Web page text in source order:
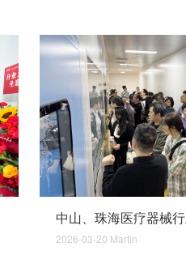
2026-03-20 Martin